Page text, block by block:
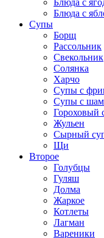
Блюда с
Блюда с
Супы
Борщ
Рассольник
Свекольник
Солянка
Харчо
Супы с
Супы с
Гороховый
Жульен
Сырный
Щи
Второе
Голубцы
Гуляш
Долма
Жаркое
Котлеты
Лагман
Вареники